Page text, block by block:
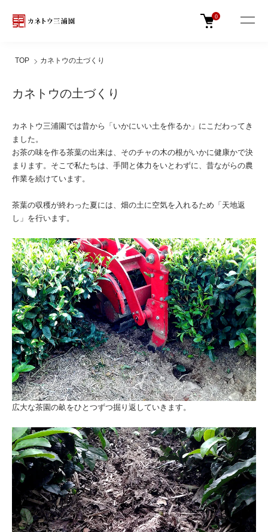
0
TOP カネトウの土づくり
カネトウの土づくり
カネトウ三浦園では昔から「いかにいい土を作るか」にこだわってき
ました。
お茶の味を作る茶葉の出来は、そのチャの木の根がいかに健康かで決
まります。そこで私たちは、手間と体力をいとわずに、昔ながらの農
作業を続けています。
茶葉の収穫が終わった夏には、畑の土に空気を入れるため「天地返
し」を行います。
広大な茶園の畝をひとつずつ掘り返していきます。